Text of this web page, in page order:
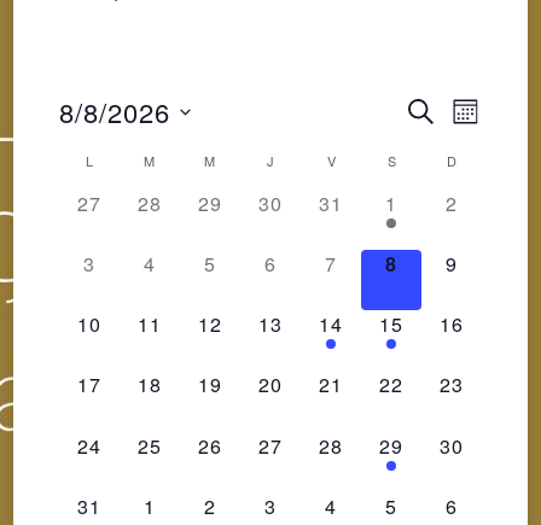
vues
RECHERCHE
MOIS
8/8/2026
Sélectionnez
uneCalendrier
de
Évènements
L M M J V S D
0
27
0
28
0
29
0
ÉVÈNEMENT,
30
0
ÉVÈNEMENT,
31
1
ÉVÈNEMENT,
1
0
2
0
3
0
4
0
5
0
6
0
7
0
8
0
9
0
10
0
11
0
ÉVÈNEMENT,
12
0
ÉVÈNEMENT,
13
1
ÉVÈNEMENT,
14
1
ÉVÈNEMENT,
15
0
16
0
17
0
18
0
19
0
20
0
21
0
22
0
23
0
24
0
25
0
26
0
ÉVÈNEMENT,
27
0
ÉVÈNEMENT,
28
1
ÉVÈNEMENT,
29
0
30
0
31
0
1
0
2
0
3
0
4
0
5
0
6